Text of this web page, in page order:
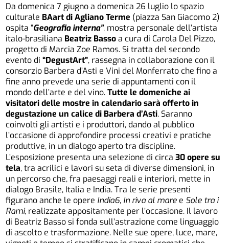
Da domenica 7 giugno a domenica 26 luglio lo spazio
culturale BAart di Agliano Terme (piazza San Giacomo 2)
ospita “Geografia interna”, mostra personale dell’artista
italo-brasiliana Beatriz Bassoa cura di Carola Del Pizzo,
progetto di Marcia Zoe Ramos. Si tratta del secondo
evento di “DegustArt”, rassegna in collaborazione con il
consorzio Barbera d’Asti e Vini del Monferrato che fino a
fine anno prevede una serie di appuntamenti con il
mondo dell’arte e del vino.Tutte le domeniche ai
visitatori delle mostre in calendario sarà offerto in
degustazione un calice di Barbera d’Asti. Saranno
coinvolti gli artisti e i produttori, dando al pubblico
l’occasione di approfondire processi creativi e pratiche
produttive, in un dialogo aperto tra discipline.
L’esposizione presenta una selezione di circa30 opere su
tela, tra acrilici e lavori su seta di diverse dimensioni, in
un percorso che, fra paesaggi reali e interiori, mette in
dialogo Brasile, Italia e India. Tra le serie presenti
figurano anche le opere India6, In riva al mare e Sole tra i
Rami, realizzate appositamente per l’occasione. Il lavoro
di Beatriz Basso si fonda sull’astrazione come linguaggio
di ascolto e trasformazione. Nelle sue opere, luce, mare,